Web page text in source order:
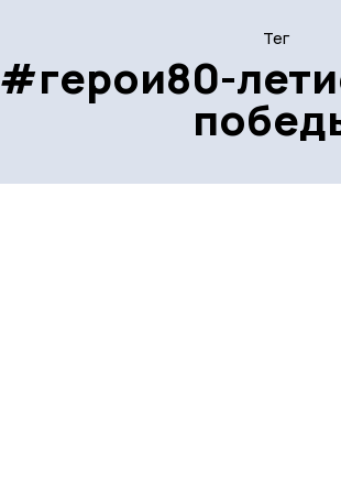
Тег
#герои80-